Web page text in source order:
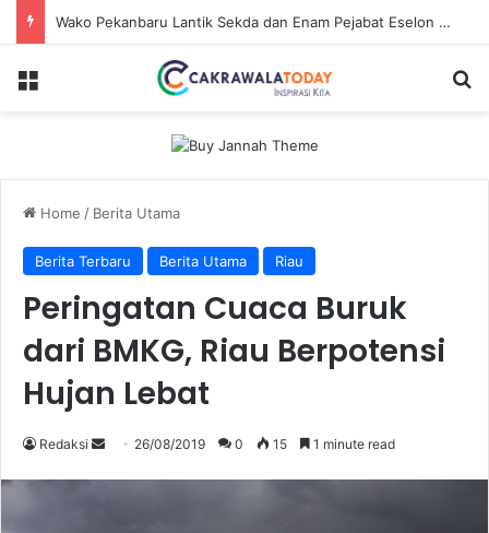
Wako Pekanbaru Lantik Sekda dan Enam Pejabat Eselon Lainnya
Menu
Home / Berita Utama
Berita Terbaru Berita Utama Riau
Peringatan Cuaca Buruk
dari BMKG, Riau Berpotensi
Hujan Lebat
Redaksi
Send 26/08/2019 0 15 1 minute read